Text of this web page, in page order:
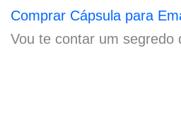
Comprar Cápsula para
Vou te contar um